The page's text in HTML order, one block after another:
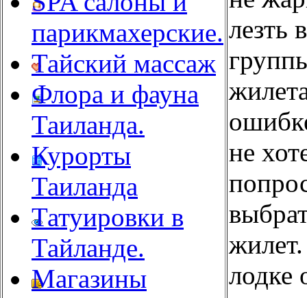
парикмахерские.
Тайский массаж
Флора и фауна
Таиланда.
Курорты
Таиланда
Татуировки в
Тайланде.
Магазины
лезть
не
лодке